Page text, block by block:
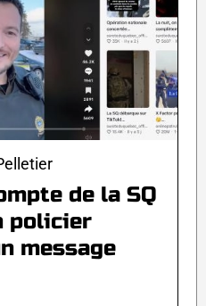
de la SQ
policier
message